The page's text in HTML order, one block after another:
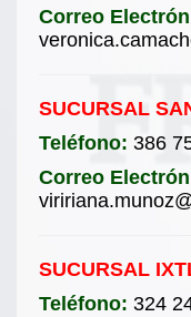
Correo
SUCURSAL
Teléfono: 386
Correo
SUCURSAL
Teléfono: 324